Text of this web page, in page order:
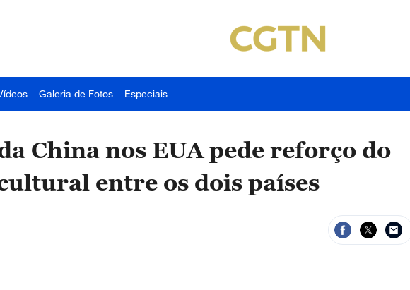
Galeria de Fotos Especiais
China nos EUA pede reforço do
entre os dois países